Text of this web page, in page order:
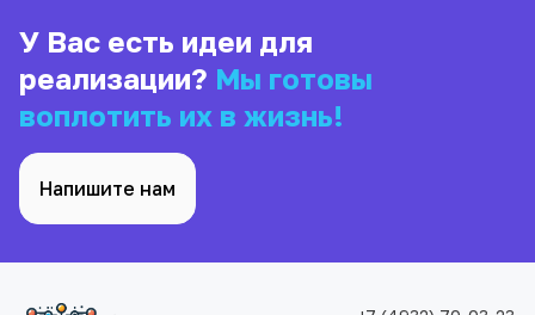
У Вас есть идеи для
реализации? Мы готовы
воплотить их в жизнь!
Напишите нам